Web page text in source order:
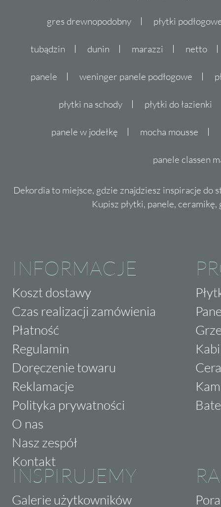
gres drewnopodobny płytki
tubądzin dunin marazzi netto
panele weninger panele podłogowe
płytki na schody płytki do łazienki
panele w jodełkę mocha mousse
panele classen
Dekordia to miejsce, gdzie znajdziesz inspiracje do
Kupisz płytki, panele,
INFORMACJE
Koszt dostawy
Czas realizacji zamówienia
Płatność
Regulamin
Doręczenie towaru
Reklamacje
Polityka prywatności
O nas
Nasz zespół
Kontakt
INSPIRUJEMY
Galerie użytkowników